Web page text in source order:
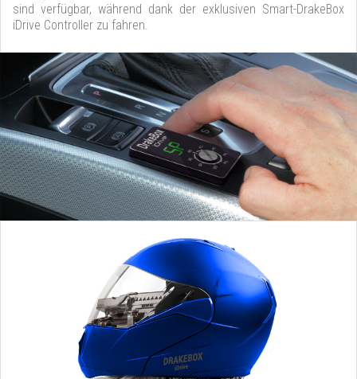
sind verfügbar, während dank der exklusiven Smart-DrakeBox
iDrive Controller zu fahren.